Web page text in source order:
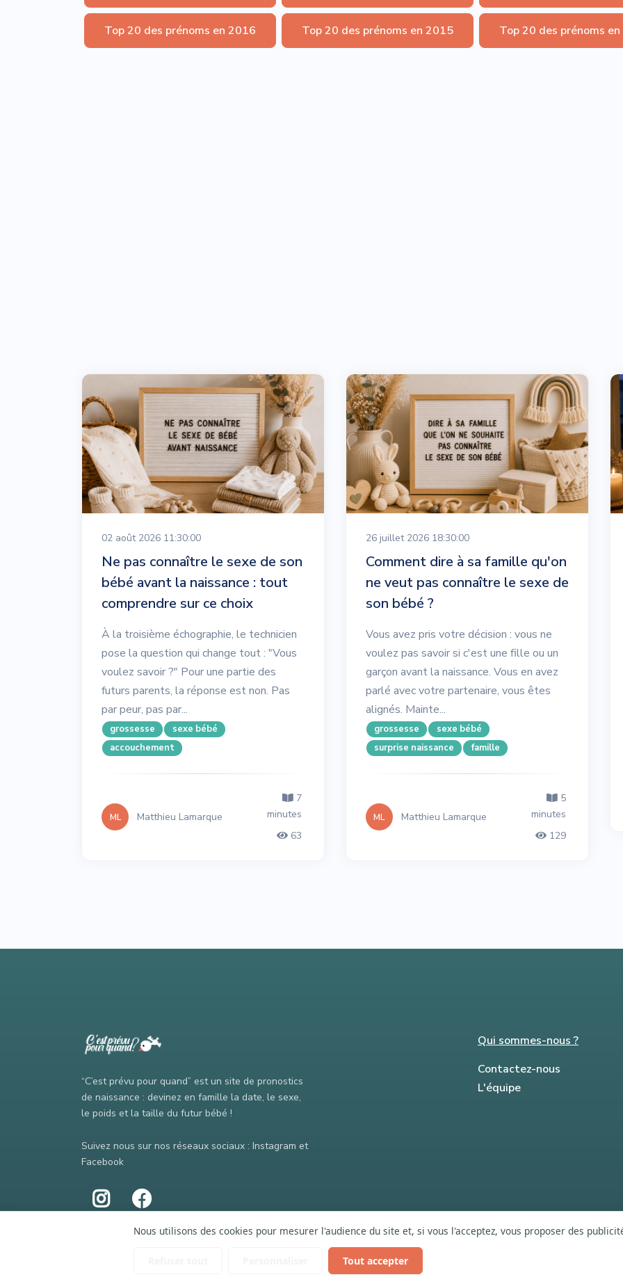
Top 20 des prénoms en 2016 Top 20 des prénoms en 2015 Top 20 des prénoms
02 août 2026 11:30:00
Ne pas connaître le sexe de son
bébé avant la naissance : tout
comprendre sur ce choix
À la troisième échographie, le technicien
pose la question qui change tout : "Vous
voulez savoir ?" Pour une partie des
futurs parents, la réponse est non. Pas
par peur, pas par...
grossesse
sexe bébé
accouchement
ML Matthieu Lamarque
7
minutes
63
26 juillet 2026 18:30:00
Comment dire à sa famille qu'on
ne veut pas connaître le sexe de
son bébé ?
Vous avez pris votre décision : vous ne
voulez pas savoir si c'est une fille ou un
garçon avant la naissance. Vous en avez
parlé avec votre partenaire, vous êtes
alignés. Mainte...
grossesse
sexe bébé
surprise naissance
famille
ML Matthieu Lamarque
5
minutes
129
“C’est prévu pour quand” est un site de pronostics
de naissance : devinez en famille la date, le sexe,
le poids et la taille du futur bébé !
Suivez nous sur nos réseaux sociaux : Instagram et
Facebook
Qui sommes-nous ?
Contactez-nous
L'équipe
Nous utilisons des cookies pour mesurer l'audience du site et, si vous l'acceptez, vous proposer des
Tout accepter